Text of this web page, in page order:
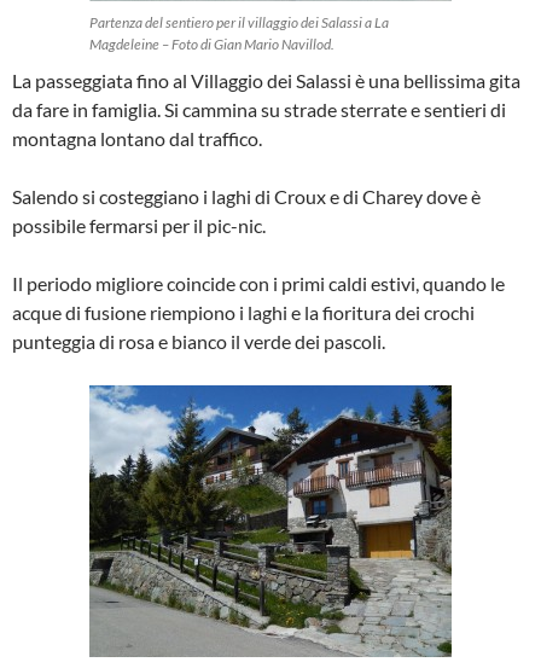
Partenza del sentiero per il villaggio dei Salassi a La
Magdeleine – Foto di Gian Mario Navillod.
La passeggiata fino al Villaggio dei Salassi è una bellissima gita
da fare in famiglia. Si cammina su strade sterrate e sentieri di
montagna lontano dal traffico.
Salendo si costeggiano i laghi di Croux e di Charey dove è
possibile fermarsi per il pic-nic.
Il periodo migliore coincide con i primi caldi estivi, quando le
acque di fusione riempiono i laghi e la fioritura dei crochi
punteggia di rosa e bianco il verde dei pascoli.